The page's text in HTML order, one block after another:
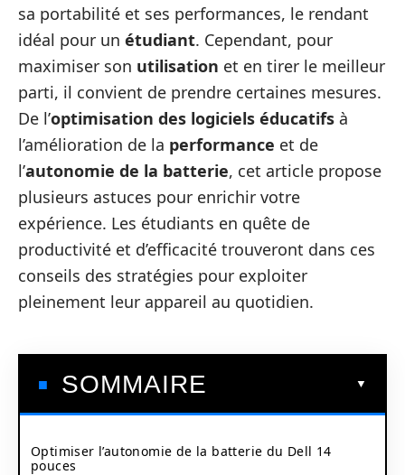
sa portabilité et ses performances, le rendant
idéal pour un étudiant. Cependant, pour
maximiser son utilisation et en tirer le meilleur
parti, il convient de prendre certaines mesures.
De l’optimisation des logiciels éducatifs à
l’amélioration de la performance et de
l’autonomie de la batterie, cet article propose
plusieurs astuces pour enrichir votre
expérience. Les étudiants en quête de
productivité et d’efficacité trouveront dans ces
conseils des stratégies pour exploiter
pleinement leur appareil au quotidien.
SOMMAIRE
Optimiser l’autonomie de la batterie du Dell 14
pouces